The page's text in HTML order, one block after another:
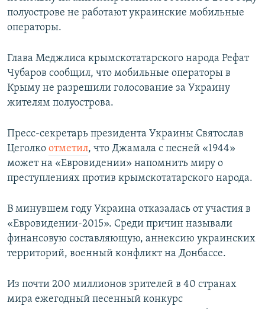
полуострове не работают украинские мобильные
операторы.
Глава Меджлиса крымскотатарского народа Рефат
Чубаров сообщил, что мобильные операторы в
Крыму не разрешили голосование за Украину
жителям полуострова.
Пресс-секретарь президента Украины Святослав
Цеголко отметил, что Джамала с песней «1944»
может на «Евровидении» напомнить миру о
преступлениях против крымскотатарского народа.
В минувшем году Украина отказалась от участия в
«Евровидении-2015». Среди причин называли
финансовую составляющую, аннексию украинских
территорий, военный конфликт на Донбассе.
Из почти 200 миллионов зрителей в 40 странах
мира ежегодный песенный конкурс